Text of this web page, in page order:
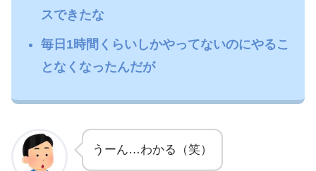
スできたな
毎日1時間くらいしかやってないのにやるこ
となくなったんだが
うーん…わかる（笑）